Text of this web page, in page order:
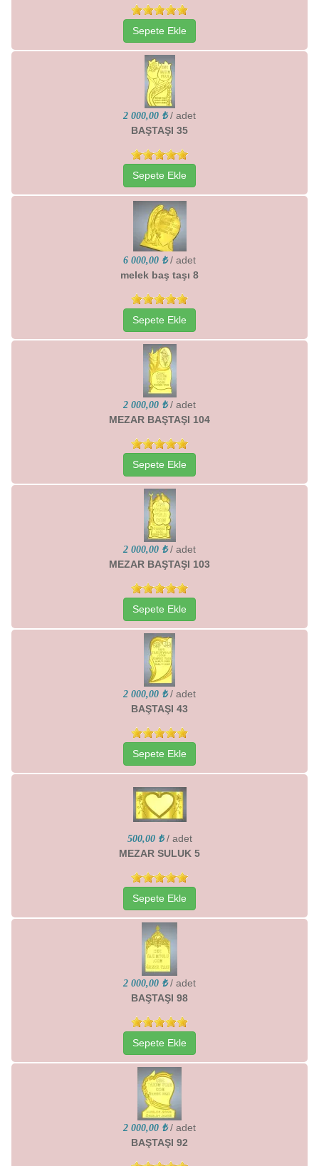
Sepete Ekle
2 000,00 ₺ / adet
BAŞTAŞI 35
Sepete Ekle
6 000,00 ₺ / adet
melek baş taşı 8
Sepete Ekle
2 000,00 ₺ / adet
MEZAR BAŞTAŞI 104
Sepete Ekle
2 000,00 ₺ / adet
MEZAR BAŞTAŞI 103
Sepete Ekle
2 000,00 ₺ / adet
BAŞTAŞI 43
Sepete Ekle
500,00 ₺ / adet
MEZAR SULUK 5
Sepete Ekle
2 000,00 ₺ / adet
BAŞTAŞI 98
Sepete Ekle
2 000,00 ₺ / adet
BAŞTAŞI 92